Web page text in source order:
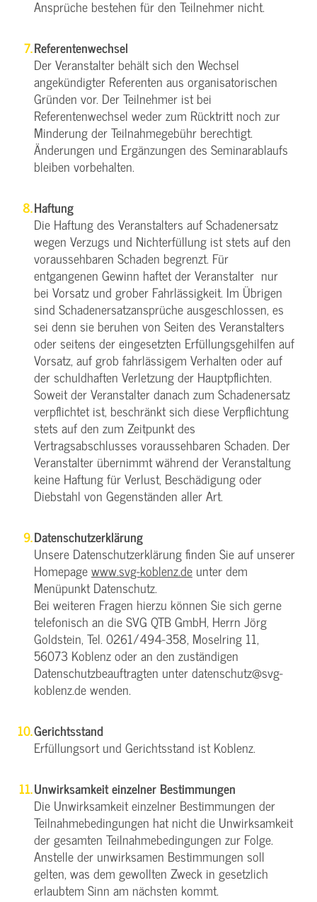
Ansprüche bestehen für den Teilnehmer nicht.
Referentenwechsel
Der Veranstalter behält sich den Wechsel
angekündigter Referenten aus organisatorischen
Gründen vor. Der Teilnehmer ist bei
Referentenwechsel weder zum Rücktritt noch zur
Minderung der Teilnahmegebühr berechtigt.
Änderungen und Ergänzungen des Seminarablaufs
bleiben vorbehalten.
Haftung
Die Haftung des Veranstalters auf Schadenersatz
wegen Verzugs und Nichterfüllung ist stets auf den
voraussehbaren Schaden begrenzt. Für
entgangenen Gewinn haftet der Veranstalter nur
bei Vorsatz und grober Fahrlässigkeit. Im Übrigen
sind Schadenersatzansprüche ausgeschlossen, es
sei denn sie beruhen von Seiten des Veranstalters
oder seitens der eingesetzten Erfüllungsgehilfen auf
Vorsatz, auf grob fahrlässigem Verhalten oder auf
der schuldhaften Verletzung der Hauptpflichten.
Soweit der Veranstalter danach zum Schadenersatz
verpflichtet ist, beschränkt sich diese Verpflichtung
stets auf den zum Zeitpunkt des
Vertragsabschlusses voraussehbaren Schaden. Der
Veranstalter übernimmt während der Veranstaltung
keine Haftung für Verlust, Beschädigung oder
Diebstahl von Gegenständen aller Art.
Datenschutzerklärung
Unsere Datenschutzerklärung finden Sie auf unserer
Homepagewww.svg-koblenz.de unter dem
Menüpunkt Datenschutz.
Bei weiteren Fragen hierzu können Sie sich gerne
telefonisch an die SVG QTB GmbH, Herrn Jörg
Goldstein, Tel. 0261/494-358, Moselring 11,
56073 Koblenz oder an den zuständigen
Datenschutzbeauftragten unter datenschutz@svg-
koblenz.de wenden.
Gerichtsstand
Erfüllungsort und Gerichtsstand ist Koblenz.
Unwirksamkeit einzelner Bestimmungen
Die Unwirksamkeit einzelner Bestimmungen der
Teilnahmebedingungen hat nicht die Unwirksamkeit
der gesamten Teilnahmebedingungen zur Folge.
Anstelle der unwirksamen Bestimmungen soll
gelten, was dem gewollten Zweck in gesetzlich
erlaubtem Sinn am nächsten kommt.